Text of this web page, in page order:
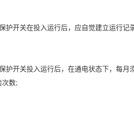
开关在投入运行后，应自觉建立运行记
开关投入运行后，在通电状态下，每月
数;